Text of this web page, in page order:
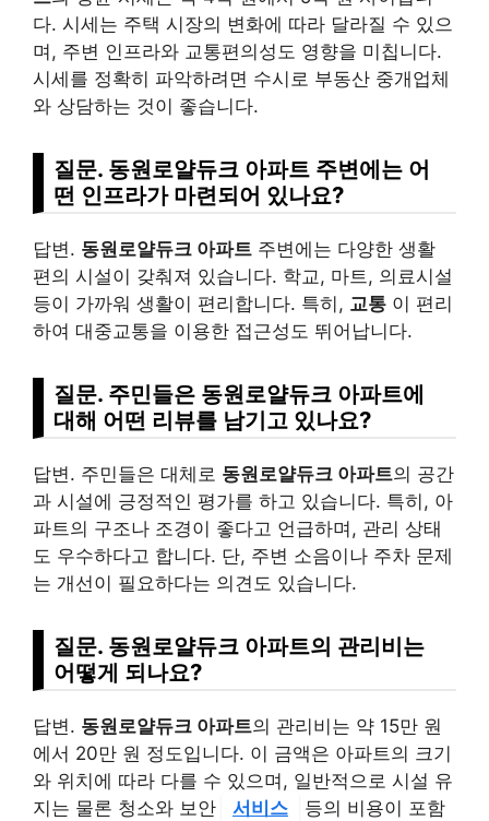
다. 시세는 주택 시장의 변화에 따라 달라질 수 있으
며, 주변 인프라와 교통편의성도 영향을 미칩니다.
시세를 정확히 파악하려면 수시로 부동산 중개업체
와 상담하는 것이 좋습니다.
질문. 동원로얄듀크 아파트 주변에는 어
떤 인프라가 마련되어 있나요?
답변. 동원로얄듀크 아파트 주변에는 다양한 생활
편의 시설이 갖춰져 있습니다. 학교, 마트, 의료시설
등이 가까워 생활이 편리합니다. 특히, 교통 이 편리
하여 대중교통을 이용한 접근성도 뛰어납니다.
질문. 주민들은 동원로얄듀크 아파트에
대해 어떤 리뷰를 남기고 있나요?
답변. 주민들은 대체로 동원로얄듀크 아파트의 공간
과 시설에 긍정적인 평가를 하고 있습니다. 특히, 아
파트의 구조나 조경이 좋다고 언급하며, 관리 상태
도 우수하다고 합니다. 단, 주변 소음이나 주차 문제
는 개선이 필요하다는 의견도 있습니다.
질문. 동원로얄듀크 아파트의 관리비는
어떻게 되나요?
답변. 동원로얄듀크 아파트의 관리비는 약 15만 원
에서 20만 원 정도입니다. 이 금액은 아파트의 크기
와 위치에 따라 다를 수 있으며, 일반적으로 시설 유
지는 물론 청소와 보안
서비스
등의 비용이 포함